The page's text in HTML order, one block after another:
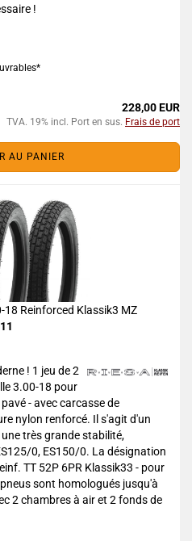
!
228,00 EUR
TVA. 19% incl. Port en sus. Frais de port
AU PANIER
18 Reinforced Klassik3 MZ
! 1 jeu de 2
3.00-18 pour
- avec carcasse de
nylon renforcé. Il s'agit d'un
très grande stabilité,
0, ES150/0. La désignation
TT 52P 6PR Klassik33 - pour
sont homologués jusqu'à
2 chambres à air et 2 fonds de